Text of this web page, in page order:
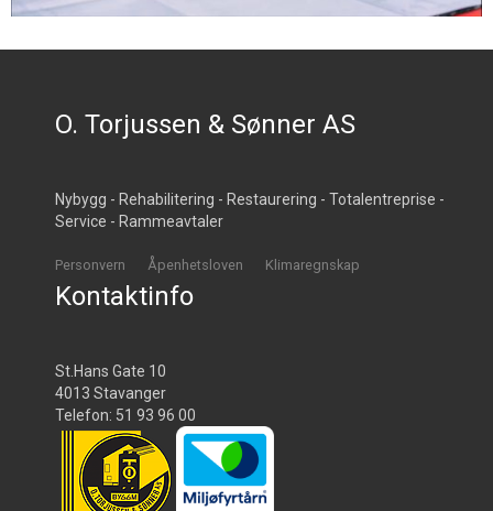
O. Torjussen & Sønner AS
Nybygg - Rehabilitering - Restaurering - Totalentreprise -
Service - Rammeavtaler
Personvern Åpenhetsloven Klimaregnskap
Kontaktinfo
St.Hans Gate 10
4013 Stavanger
Telefon: 51 93 96 00